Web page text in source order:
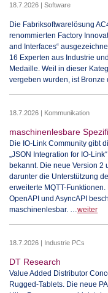
18.7.2026 | Software
Die Fabriksoftwarelösung
renommierten Factory
and Interfaces“
16 Experten aus Industrie
Medaille. Weil in dieser
vergeben wurden, ist
18.7.2026 | Kommunikation
maschinenlesbare
Die IO-Link Community gibt
„JSON Integration for IO-
bekannt. Die neue Version 2
darunter die Unterstützung
erweiterte MQTT-
OpenAPI und AsyncAPI
maschinenlesbar. …weiter
18.7.2026 | Industrie PCs
DT Research
Value Added Distributor
Rugged-Tablets. Die neue